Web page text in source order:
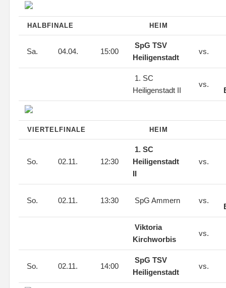
HALBFINALE HEIM
Sa. 04.04. 15:00
SpG TSV
Heiligenstadt
vs.
1. SC
Heiligenstadt II
vs.
VIERTELFINALE HEIM
So. 02.11. 12:30
1. SC
Heiligenstadt
II
vs.
So. 02.11. 13:30 SpG Ammern vs.
Viktoria
Kirchworbis
vs.
So. 02.11. 14:00
SpG TSV
Heiligenstadt
vs.